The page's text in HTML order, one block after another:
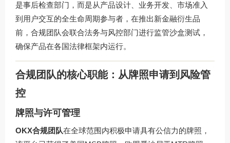
是事后检查部门，而是从产品设计、业务开发、市场准入
到用户交互的全生命周期参与者，在推出新金融衍生品
前，合规团队会联合法务与风控部门进行监管沙盒测试，
确保产品在各国法律框架内运行。
合规团队的核心职能：从牌照申请到风险管
控
牌照与许可管理
OKX合规团队在全球范围内积极申请具有公信力的牌照，